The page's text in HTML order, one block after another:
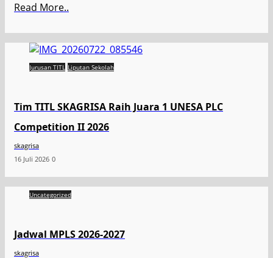
Read More..
Jurusan TITL Liputan Sekolah
Tim TITL SKAGRISA Raih Juara 1 UNESA PLC
Competition II 2026
skagrisa
16 Juli 2026 0
Uncategorized
Jadwal MPLS 2026-2027
skagrisa